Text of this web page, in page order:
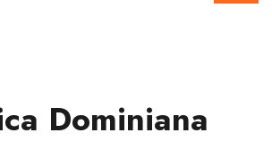
Dominiana